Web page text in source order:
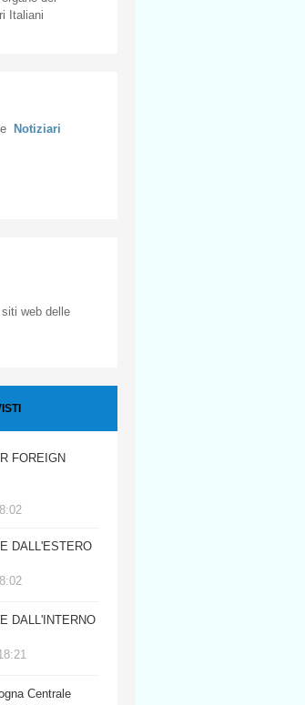
Italiani
Notiziari
web delle
FOREIGN
DALL'ESTERO
DALL'INTERNO
Centrale